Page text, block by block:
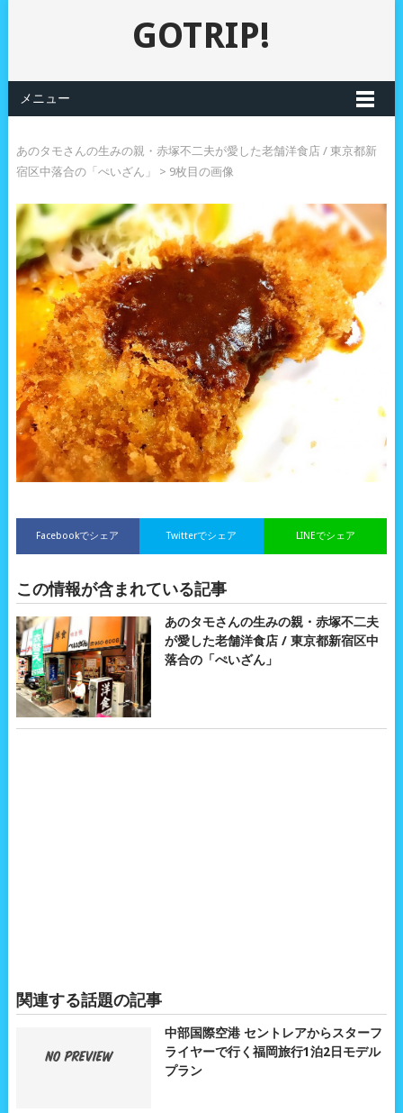
GOTRIP!
メニュー
あのタモさんの生みの親・赤塚不二夫が愛した老舗洋食店 / 東京都新
宿区中落合の「ぺいざん」
> 9枚目の画像
Facebookでシェア LINEでシェア
Twitterでシェア
この情報が含まれている記事
あのタモさんの生みの親・赤塚不二夫
が愛した老舗洋食店 / 東京都新宿区中
落合の「ぺいざん」
関連する話題の記事
中部国際空港 セントレアからスターフ
ライヤーで行く福岡旅行1泊2日モデル
プラン